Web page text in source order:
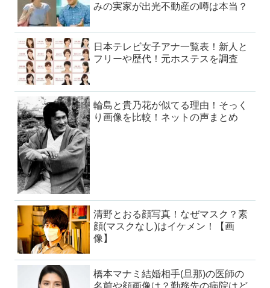
みの実家が出光不動産の噂は本当？
日本テレビ女子アナ一覧表！新人と
フリーや歴代！元ホステスを調査
輪島と貴乃花が似てる理由！そっく
り画像を比較！ネットの声まとめ
清野とおる顔写真！なぜマスク？素
顔(マスクなし)はイケメン！【画
像】
橋本マナミ結婚相手(旦那)の医師の